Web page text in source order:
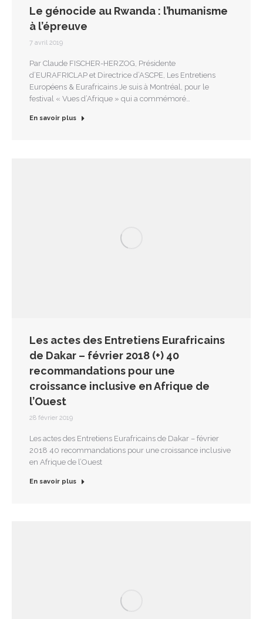
Le génocide au Rwanda : l’humanisme
à l’épreuve
7 avril 2019
Par Claude FISCHER-HERZOG, Présidente
d’EURAFRICLAP et Directrice d’ASCPE, Les Entretiens
Européens & Eurafricains Je suis à Montréal, pour le
festival « Vues d’Afrique » qui a commémoré…
En savoir plus
Les actes des Entretiens Eurafricains
de Dakar – février 2018 (+) 40
recommandations pour une
croissance inclusive en Afrique de
l’Ouest
28 février 2019
Les actes des Entretiens Eurafricains de Dakar – février
2018 40 recommandations pour une croissance inclusive
en Afrique de l’Ouest
En savoir plus